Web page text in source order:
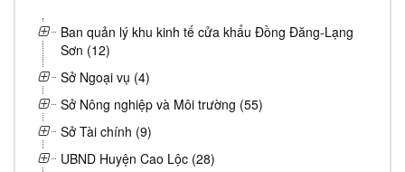
Ban quản lý khu kinh tế cửa khẩu Đồng Đăng-Lạng
Sơn (12)
Sở Ngoại vụ (4)
Sở Nông nghiệp và Môi trường (55)
Sở Tài chính (9)
UBND Huyện Cao Lộc (28)